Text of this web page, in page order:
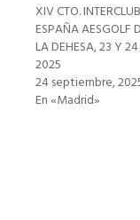
XIV CTO.
ESPAÑA AESGOLF
LA DEHESA, 23 Y
2025
24 septiembre,
En «Madrid»